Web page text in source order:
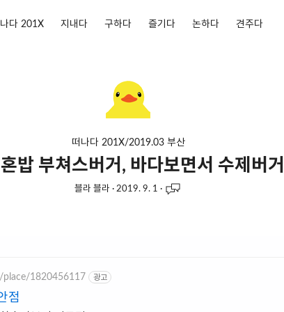
다 201X 지내다 구하다 즐기다 논하다 견주다
떠나다 201X/2019.03 부산
밥 부쳐스버거, 바다보면서 수제버
블라 블라 · 2019. 9. 1 ·
place/1820456117 광고
점